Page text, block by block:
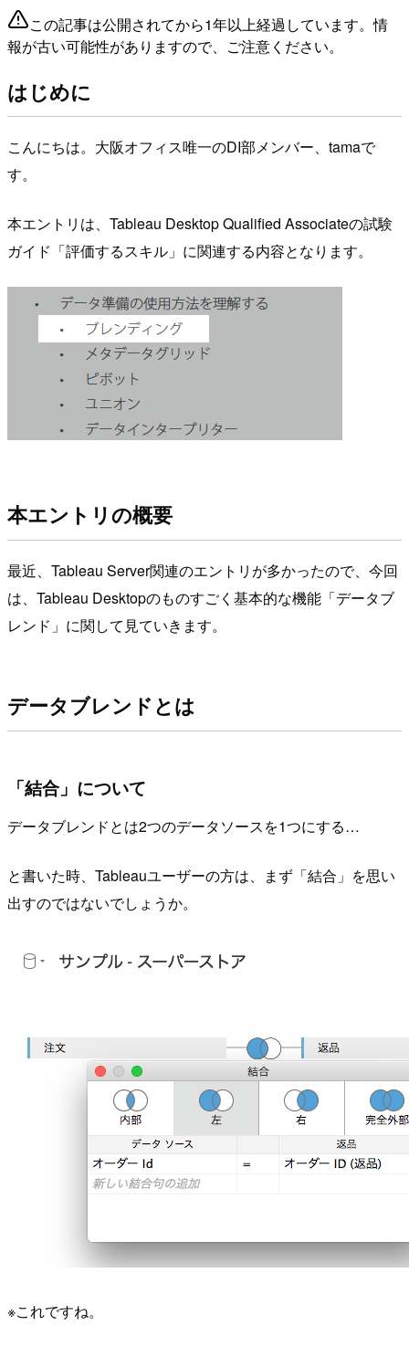
この記事は公開されてから1年以上経過しています。情
報が古い可能性がありますので、ご注意ください。
はじめに
こんにちは。大阪オフィス唯一のDI部メンバー、tamaで
す。
本エントリは、Tableau Desktop Qualified Associateの試験
ガイド「評価するスキル」に関連する内容となります。
本エントリの概要
最近、Tableau Server関連のエントリが多かったので、今回
は、Tableau Desktopのものすごく基本的な機能「データブ
レンド」に関して見ていきます。
データブレンドとは
「結合」について
データブレンドとは2つのデータソースを1つにする…
と書いた時、Tableauユーザーの方は、まず「結合」を思い
出すのではないでしょうか。
※これですね。